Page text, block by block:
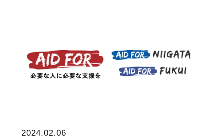
2024.02.06